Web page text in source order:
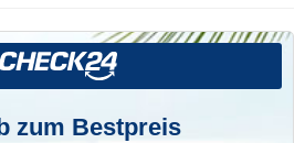
zum Bestpreis